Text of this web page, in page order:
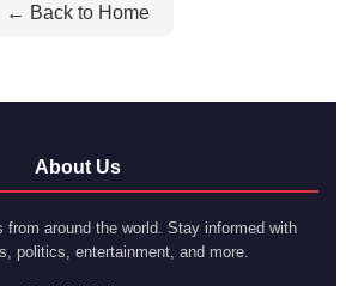
← Back to Home
About Us
from around the world. Stay informed with
politics, entertainment, and more.